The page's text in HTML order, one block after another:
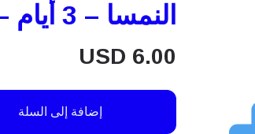
النمسا – 3 أيام – غير محدود
USD 6.00
إضافة إلى السلة